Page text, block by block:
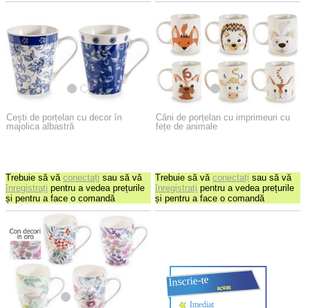
Cești de porțelan cu decor în
majolica albastră
Trebuie să vă conectați sau să vă
înregistrați pentru a vedea prețurile
și pentru a face o comandă
Căni de porțelan cu imprimeuri cu
fețe de animale
Trebuie să văconectați sau să vă
înregistrați pentru a vedea prețurile
și pentru a face o comandă